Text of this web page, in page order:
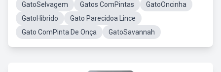
GatoSelvagem
Gatos ComPintas
GatoOncinha
GatoHibrido
Gato Parecidoa Lince
Gato ComPinta De Onça
GatoSavannah